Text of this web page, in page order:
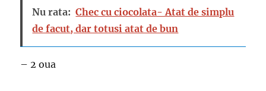
Nu rata: Chec cu ciocolata- Atat de simplu
de facut, dar totusi atat de bun
– 2 oua